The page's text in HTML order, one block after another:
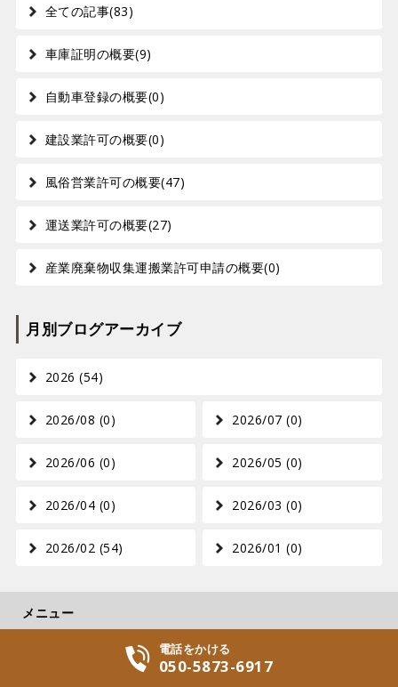
全ての記事(83)
車庫証明の概要(9)
自動車登録の概要(0)
建設業許可の概要(0)
風俗営業許可の概要(47)
運送業許可の概要(27)
産業廃棄物収集運搬業許可申請の概要(0)
月別ブログアーカイブ
2026 (54)
2026/08 (0) 2026/07 (0)
2026/06 (0) 2026/05 (0)
2026/04 (0) 2026/03 (0)
2026/02 (54) 2026/01 (0)
電話をかける
050-5873-6917